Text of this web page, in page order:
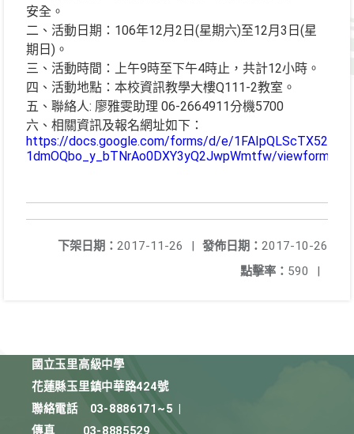
安全。
二、活動日期：106年12月2日(星期六)至12月3日(星
期日)。
三、活動時間：上午9時至下午4時止，共計12小時。
四、活動地點：本校資訊教學大樓Q111-2教室。
五、聯絡人: 廖雅雯助理 06-2664911分機5700
六、相關資訊及報名網址如下：
https://docs.google.com/forms/d/e/
1dmOQbo_y_bTNrAo0DXY3yQ2JwpWmtfw/viewform
發佈日期： 2017-10-26
下架日期： 2017-11-26
|
點擊率： 590 |
國立玉里高級中學
花蓮縣玉里鎮中華路424號
聯絡電話
03-8886171~5
傳真
03-8885529